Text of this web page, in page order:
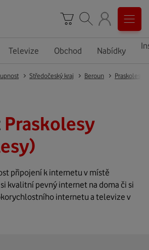
Televize Obchod Nabídky
Středočeský kraj Beroun Praskolesy
Praskolesy
připojení k internetu v místě
kvalitní pevný internet na doma či si
internetu a televize v